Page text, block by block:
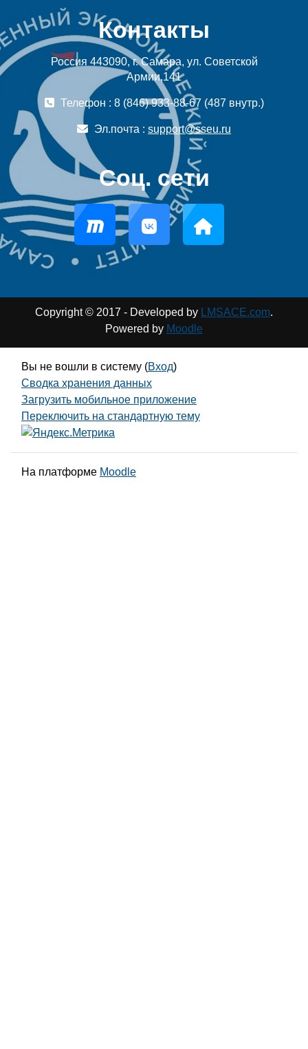
Контакты
Россия 443090, г. Самара, ул. Советской
Армии,141
Телефон : 8 (846) 933-88-67 (487 внутр.)
Эл.почта : support@sseu.ru
Соц. сети
Copyright © 2017 - Developed by LMSACE.com.
Powered by Moodle
Вы не вошли в систему (Вход)
Сводка хранения данных
Загрузить мобильное приложение
Переключить на стандартную тему
На платформе Moodle